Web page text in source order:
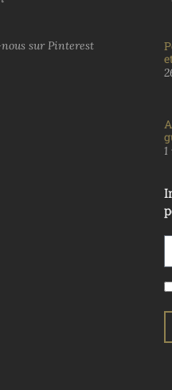
sur Pinterest